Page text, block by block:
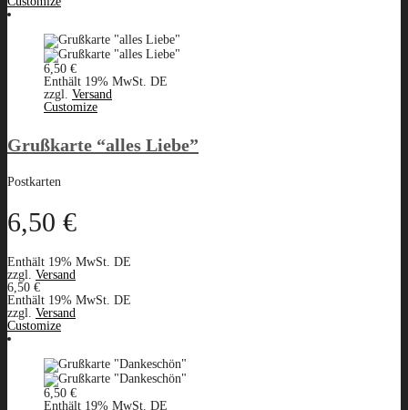
6,50 €
Enthält 19% MwSt. DE
zzgl. Versand
Customize
Grußkarte “alles Liebe”
Postkarten
6,50 €
Enthält 19% MwSt. DE
zzgl. Versand
6,50 €
Enthält 19% MwSt. DE
zzgl. Versand
Customize
6,50 €
Enthält 19% MwSt. DE